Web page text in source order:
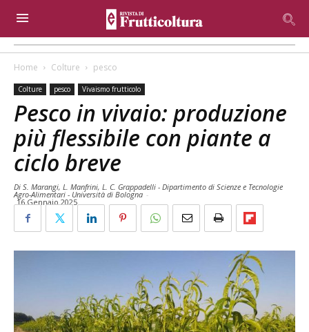
Home Colture pesco
Colture pesco Vivaismo frutticolo
Pesco in vivaio: produzione
più flessibile con piante a
ciclo breve
Di S. Marangi, L. Manfrini, L. C. Grappadelli - Dipartimento di Scienze e Tecnologie
Agro-Alimentari - Università di Bologna -
16 Gennaio 2025